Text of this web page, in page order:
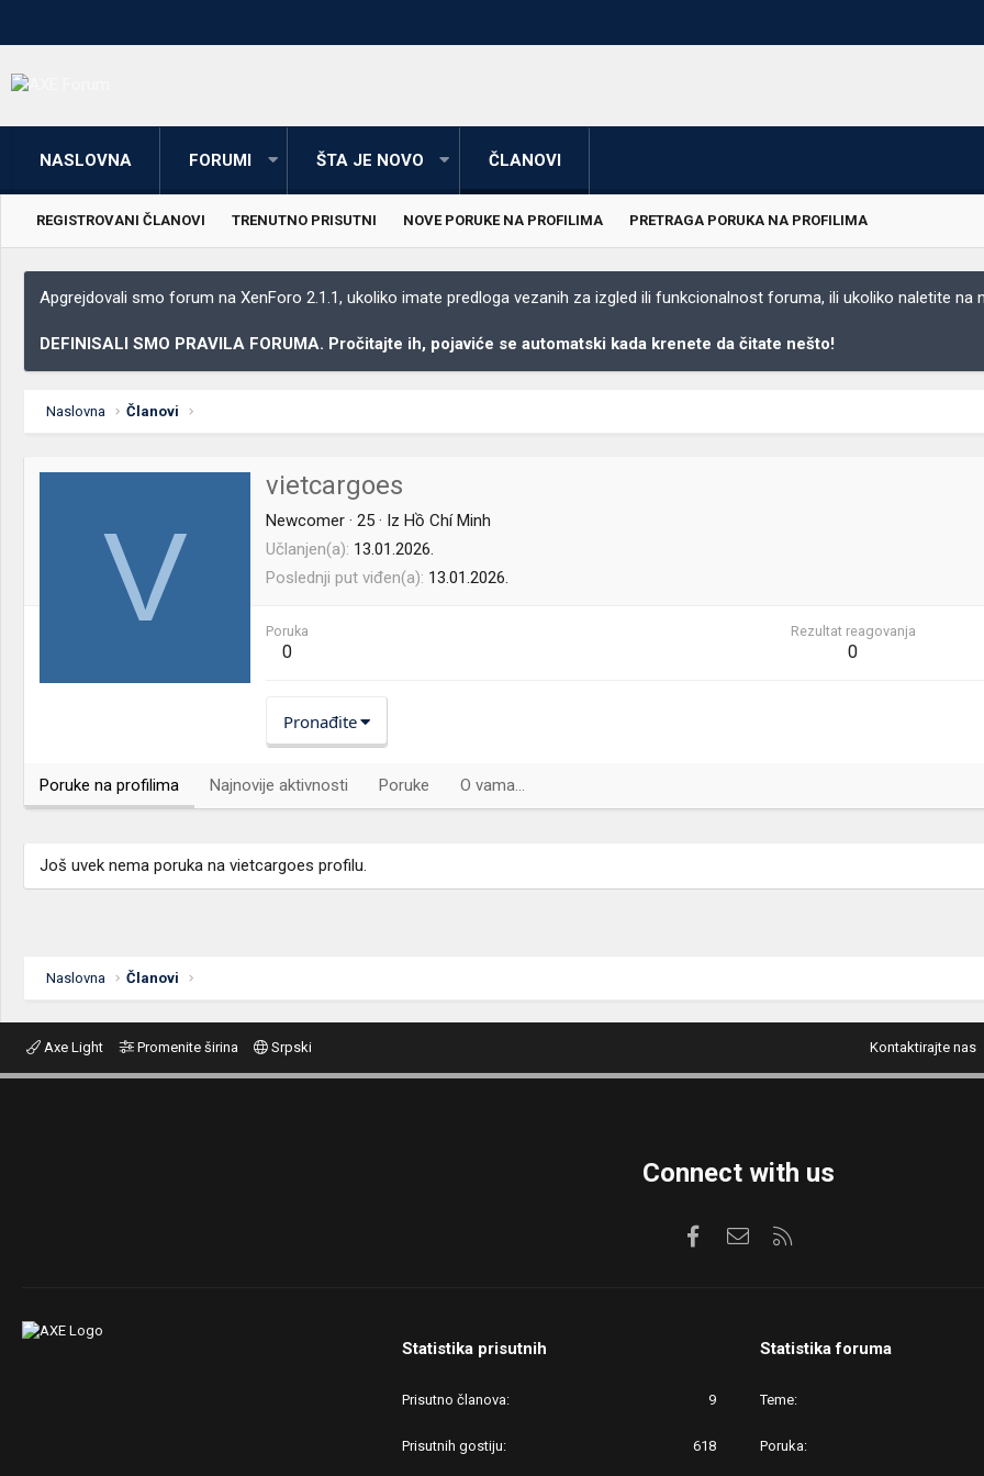
NASLOVNA FORUMI ŠTA JE NOVO ČLANOVI
REGISTROVANI ČLANOVI TRENUTNO PRISUTNI NOVE PORUKE NA PROFILIMA PRETRAGA PORUKA NA PROFILIMA
Apgrejdovali smo forum na XenForo 2.1.1, ukoliko imate predloga vezanih za izgled ili funkcionalnost foruma, ili ukoliko naletite na
DEFINISALI SMO PRAVILA FORUMA. Pročitajte ih, pojaviće se automatski kada krenete da čitate nešto!
Naslovna Članovi
V
vietcargoes
Newcomer · 25 · Iz Hồ Chí Minh
Učlanjen(a) 13.01.2026.
Poslednji put viđen(a) 13.01.2026.
Poruka
0
Rezultat reagovanja
0
Pronađite
Poruke na profilima Najnovije aktivnosti Poruke O vama...
Još uvek nema poruka na vietcargoes profilu.
Naslovna Članovi
Axe Light Promenite širina Srpski Kontaktirajte nas
Connect with us
FacebookKontaktirajte nas
Statistika prisutnih
Prisutno članova 9
Prisutnih gostiju 618
Statistika foruma
Teme
Poruka